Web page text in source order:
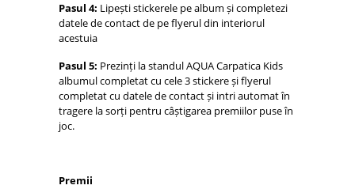
Pasul 4: Lipești stickerele pe album și completezi
datele de contact de pe flyerul din interiorul
acestuia
Pasul 5: Prezinți la standul AQUA Carpatica Kids
albumul completat cu cele 3 stickere și flyerul
completat cu datele de contact și intri automat în
tragere la sorți pentru câștigarea premiilor puse în
joc.
Premii